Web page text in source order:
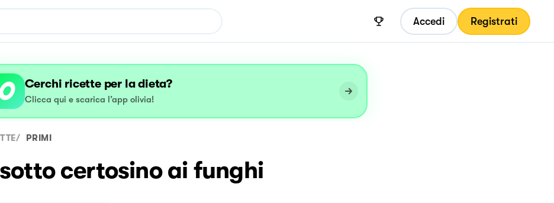
Accedi Registrati
Cerchi ricette per la dieta?
Clicca qui e scarica l’app olivia!
/ PRIMI
certosino ai funghi